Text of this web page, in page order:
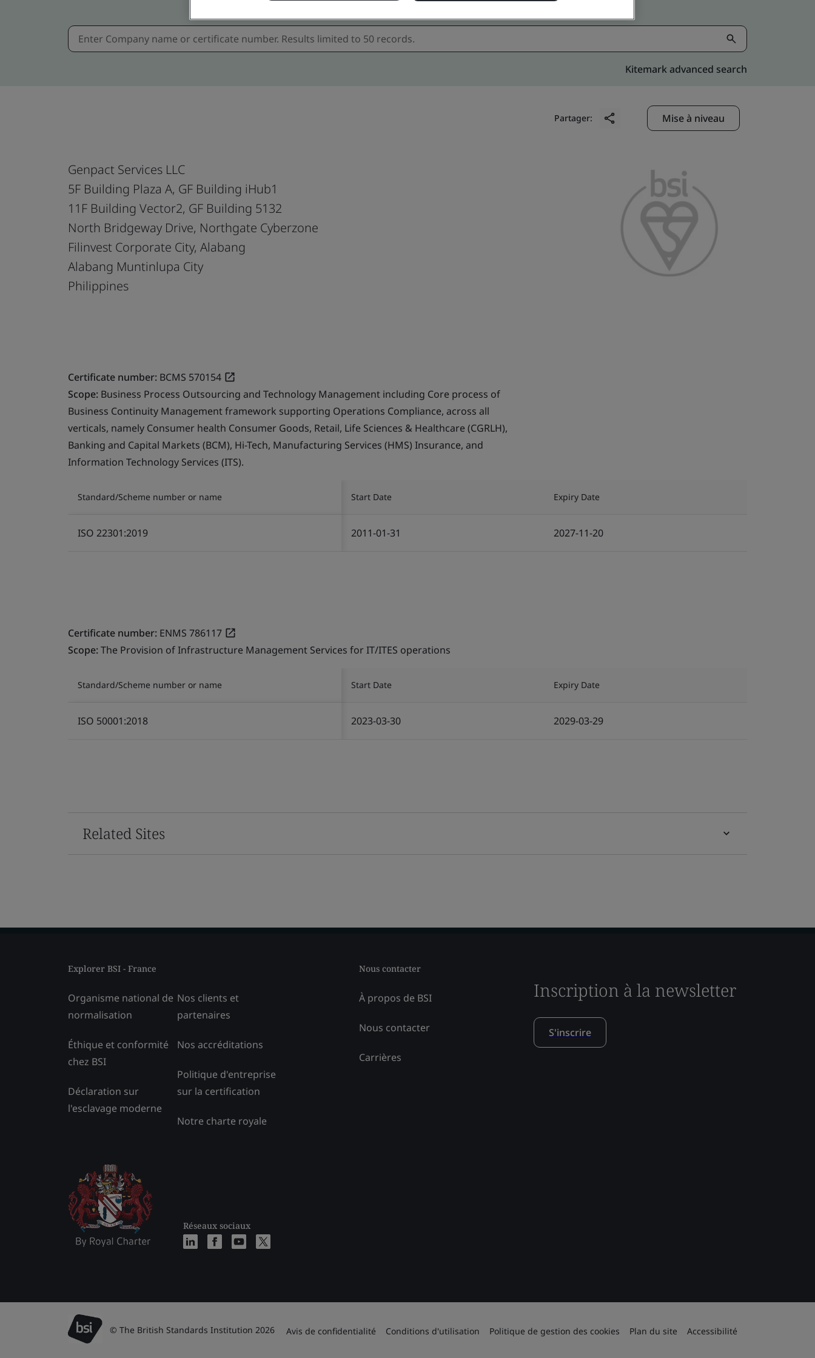
Kitemark advanced search
Partager: Mise à niveau
Genpact Services LLC
5F Building Plaza A, GF Building iHub1
11F Building Vector2, GF Building 5132
North Bridgeway Drive, Northgate Cyberzone
Filinvest Corporate City, Alabang
Alabang Muntinlupa City
Philippines
Certificate number: BCMS 570154
Scope: Business Process Outsourcing and Technology Management including Core process of
Business Continuity Management framework supporting Operations Compliance, across all
verticals, namely Consumer health Consumer Goods, Retail, Life Sciences & Healthcare (CGRLH),
Banking and Capital Markets (BCM), Hi-Tech, Manufacturing Services (HMS) Insurance, and
Information Technology Services (ITS).
Standard/Scheme number or name Start Date Expiry Date
ISO 22301:2019 2011-01-31 2027-11-20
Certificate number: ENMS 786117
Scope:The Provision of Infrastructure Management Services for IT/ITES operations
Standard/Scheme number or name Start Date Expiry Date
ISO 50001:2018 2023-03-30 2029-03-29
Related Sites
Explorer BSI - France
Organisme national de
normalisation
Éthique et conformité
chez BSI
Déclaration sur
l'esclavage moderne
Nos clients et
partenaires
Nos accréditations
Politique d'entreprise
sur la certification
Notre charte royale
Réseaux sociaux
Nous contacter
À propos de BSI
Nous contacter
Carrières
Inscription à la newsletter
S'inscrire
© The British Standards Institution 2026 Avis de confidentialité Conditions d'utilisation Politique de gestion des cookies Plan du site Accessibilité